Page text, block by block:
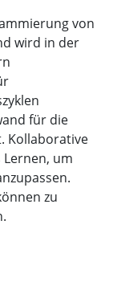
von
wird in der
für die
Kollaborative
um
zu